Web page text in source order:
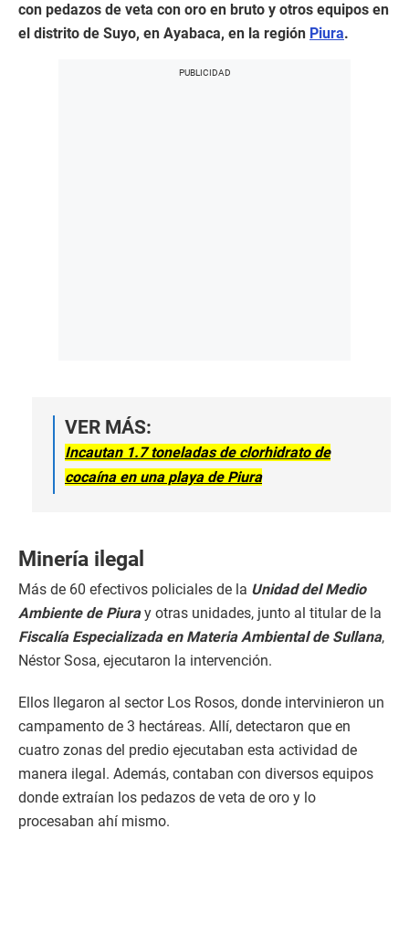
con pedazos de veta con oro en bruto y otros equipos en
el distrito de Suyo, en Ayabaca, en la región Piura.
VER MÁS:
Incautan 1.7 toneladas de clorhidrato de
cocaína en una playa de Piura
Minería ilegal
Más de 60 efectivos policiales de la Unidad del Medio
Ambiente de Piuray otras unidades, junto al titular de la
Fiscalía Especializada en Materia Ambiental de Sullana,
Néstor Sosa, ejecutaron la intervención.
Ellos llegaron al sector Los Rosos, donde intervinieron un
campamento de 3 hectáreas. Allí, detectaron que en
cuatro zonas del predio ejecutaban esta actividad de
manera ilegal. Además, contaban con diversos equipos
donde extraían los pedazos de veta de oro y lo
procesaban ahí mismo.